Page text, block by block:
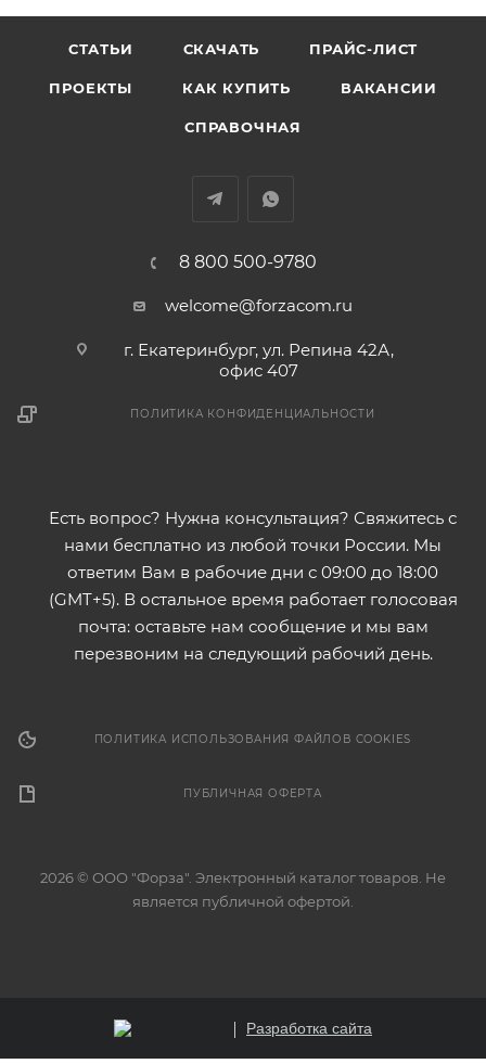
СТАТЬИ СКАЧАТЬ ПРАЙС-ЛИСТ
ПРОЕКТЫ КАК КУПИТЬ ВАКАНСИИ
СПРАВОЧНАЯ
8 800 500-9780
welcome@forzacom.ru
г. Екатеринбург, ул. Репина 42А,
офис 407
ПОЛИТИКА КОНФИДЕНЦИАЛЬНОСТИ
Есть вопрос? Нужна консультация? Свяжитесь с
нами бесплатно из любой точки России. Мы
ответим Вам в рабочие дни с 09:00 до 18:00
(GMT+5). В остальное время работает голосовая
почта: оставьте нам сообщение и мы вам
перезвоним на следующий рабочий день.
ПОЛИТИКА ИСПОЛЬЗОВАНИЯ ФАЙЛОВ COOKIES
ПУБЛИЧНАЯ ОФЕРТА
2026 © ООО "Форза". Электронный каталог товаров. Не
является публичной офертой.
Разработка сайта